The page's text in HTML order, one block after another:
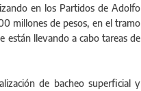
en los Partidos de Adolfo
millones de pesos, en el tramo
están llevando a cabo tareas de
de bacheo superficial y